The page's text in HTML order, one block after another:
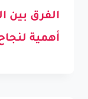
الفرق بين
أهمية